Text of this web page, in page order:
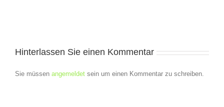
Hinterlassen Sie einen Kommentar
Sie müssen angemeldet sein um einen Kommentar zu schreiben.